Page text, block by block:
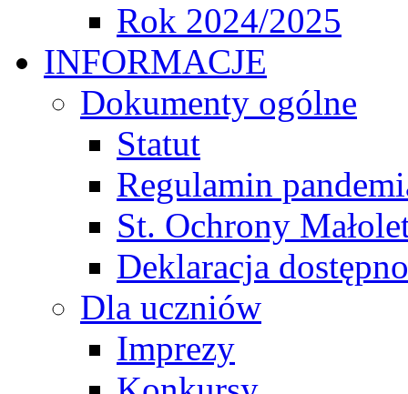
Rok 2024/2025
INFORMACJE
Dokumenty ogólne
Statut
Regulamin
St. Ochrony
Deklaracja
Dla uczniów
Imprezy